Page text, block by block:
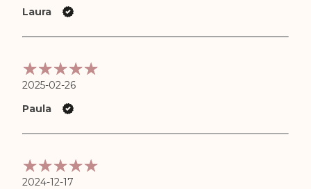
Laura
2025-02-26
Paula
2024-12-17